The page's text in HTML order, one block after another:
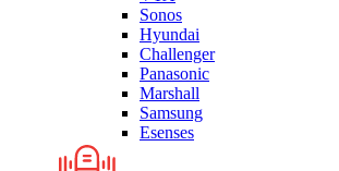
Sonos
Hyundai
Challenger
Panasonic
Marshall
Samsung
Esenses